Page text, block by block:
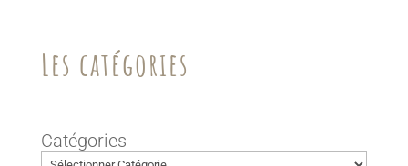
Les catégories
Catégories